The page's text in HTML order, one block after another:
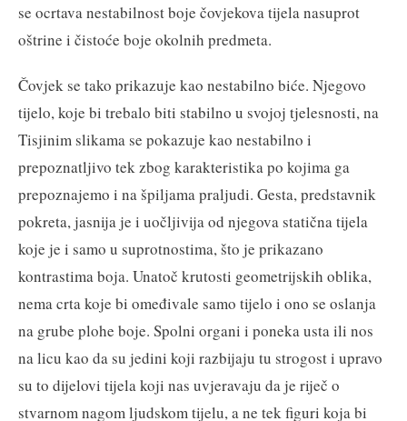
se ocrtava nestabilnost boje čovjekova tijela nasuprot
oštrine i čistoće boje okolnih predmeta.
Čovjek se tako prikazuje kao nestabilno biće. Njegovo
tijelo, koje bi trebalo biti stabilno u svojoj tjelesnosti, na
Tisjinim slikama se pokazuje kao nestabilno i
prepoznatljivo tek zbog karakteristika po kojima ga
prepoznajemo i na špiljama praljudi. Gesta, predstavnik
pokreta, jasnija je i uočljivija od njegova statična tijela
koje je i samo u suprotnostima, što je prikazano
kontrastima boja. Unatoč krutosti geometrijskih oblika,
nema crta koje bi omeđivale samo tijelo i ono se oslanja
na grube plohe boje. Spolni organi i poneka usta ili nos
na licu kao da su jedini koji razbijaju tu strogost i upravo
su to dijelovi tijela koji nas uvjeravaju da je riječ o
stvarnom nagom ljudskom tijelu, a ne tek figuri koja bi